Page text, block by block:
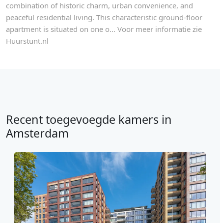
combination of historic charm, urban convenience, and
peaceful residential living. This characteristic ground-floor
apartment is situated on one o... Voor meer informatie zie
Huurstunt.nl
Recent toegevoegde kamers in
Amsterdam